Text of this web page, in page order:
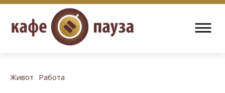
Живот Работа